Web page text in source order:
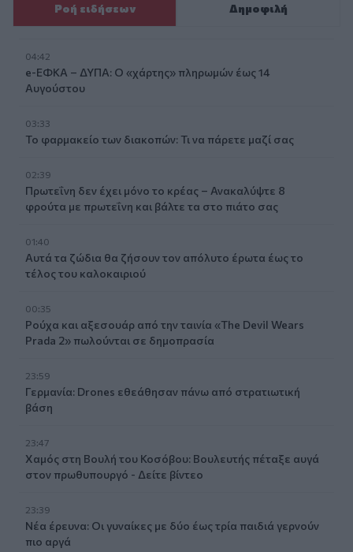
Ροή ειδήσεων Δημοφιλή
04:42
e-ΕΦΚΑ – ΔΥΠΑ: Ο «χάρτης» πληρωμών έως 14
Αυγούστου
03:33
Το φαρμακείο των διακοπών: Τι να πάρετε μαζί σας
02:39
Πρωτεΐνη δεν έχει μόνο το κρέας – Ανακαλύψτε 8
φρούτα με πρωτεΐνη και βάλτε τα στο πιάτο σας
01:40
Αυτά τα ζώδια θα ζήσουν τον απόλυτο έρωτα έως το
τέλος του καλοκαιριού
00:35
Ρούχα και αξεσουάρ από την ταινία «The Devil Wears
Prada 2» πωλούνται σε δημοπρασία
23:59
Γερμανία: Drones εθεάθησαν πάνω από στρατιωτική
βάση
23:47
Χαμός στη Βουλή του Κοσόβου: Βουλευτής πέταξε αυγά
στον πρωθυπουργό - Δείτε βίντεο
23:39
Νέα έρευνα: Οι γυναίκες με δύο έως τρία παιδιά γερνούν
πιο αργά